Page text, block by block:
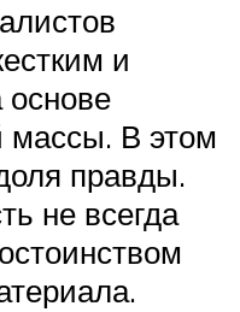
и
массы. В этом
правды.
не всегда